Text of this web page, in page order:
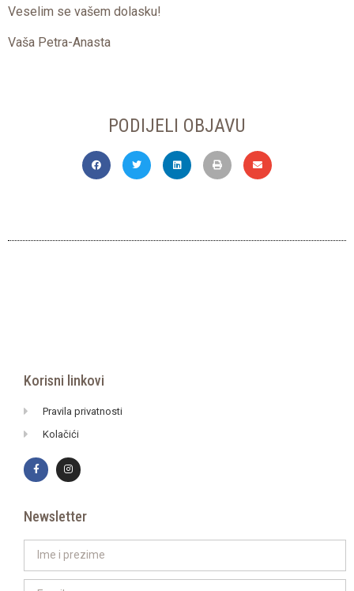
Veselim se vašem dolasku!
Vaša Petra-Anasta
PODIJELI OBJAVU
Korisni linkovi
Pravila privatnosti
Kolačići
Newsletter